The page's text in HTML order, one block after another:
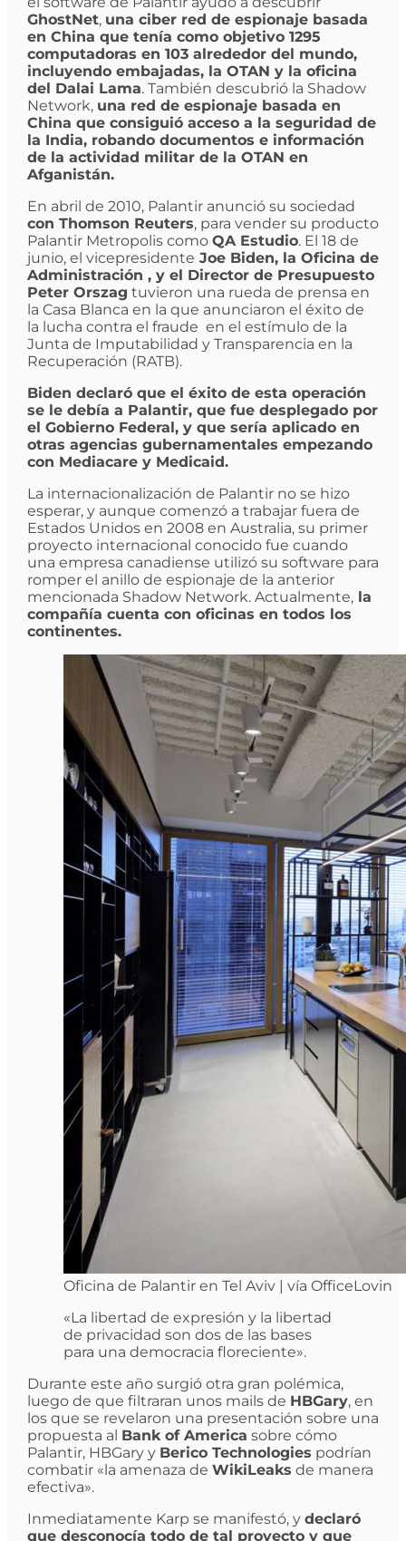
GhostNet, una ciber red de espionaje basada
en China que tenía como objetivo 1295
computadoras en 103 alrededor del mundo,
incluyendo embajadas, la OTAN y la oficina
del Dalai Lama. También descubrió la Shadow
Network, una red de espionaje basada en
China que consiguió acceso a la seguridad de
la India, robando documentos e información
de la actividad militar de la OTAN en
Afganistán.
En abril de 2010, Palantir anunció su sociedad
con Thomson Reuters, para vender su producto
Palantir Metropolis como QA Estudio. El 18 de
junio, el vicepresidente Joe Biden, la Oficina de
Administración , y el Director de Presupuesto
Peter Orszag tuvieron una rueda de prensa en
la Casa Blanca en la que anunciaron el éxito de
la lucha contra el fraude en el estímulo de la
Junta de Imputabilidad y Transparencia en la
Recuperación (RATB).
Biden declaró que el éxito de esta operación
se le debía a Palantir, que fue desplegado por
el Gobierno Federal, y que sería aplicado en
otras agencias gubernamentales empezando
con Mediacare y Medicaid.
La internacionalización de Palantir no se hizo
esperar, y aunque comenzó a trabajar fuera de
Estados Unidos en 2008 en Australia, su primer
proyecto internacional conocido fue cuando
una empresa canadiense utilizó su software para
romper el anillo de espionaje de la anterior
mencionada Shadow Network. Actualmente,la
compañía cuenta con oficinas en todos los
continentes.
Oficina de Palantir en Tel Aviv | vía OfficeLovin
«La libertad de expresión y la libertad
de privacidad son dos de las bases
para una democracia floreciente».
Durante este año surgió otra gran polémica,
luego de que filtraran unos mails de HBGary, en
los que se revelaron una presentación sobre una
propuesta al Bank of America sobre cómo
Palantir, HBGary y Berico Technologies podrían
combatir «la amenaza de WikiLeaks de manera
efectiva».
Inmediatamente Karp se manifestó, y declaró
que desconocía todo de tal proyecto y que